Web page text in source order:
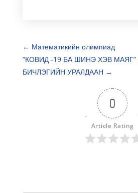
← Математикийн олимпиад
“КОВИД -19 БА ШИНЭ ХЭВ
БИЧЛЭГИЙН УРАЛДААН →
0
Article Rating